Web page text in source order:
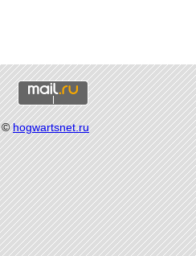
©hogwartsnet.ru